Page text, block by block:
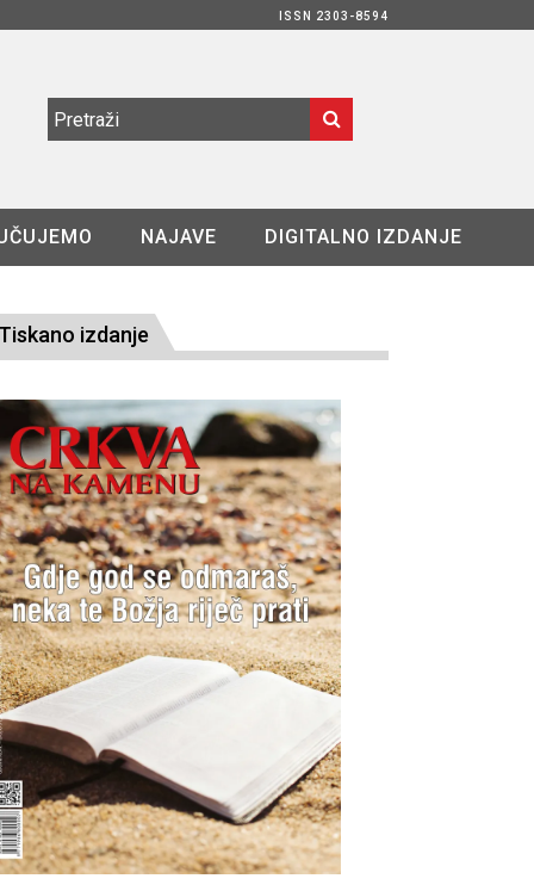
ISSN 2303-8594
NAJAVE DIGITALNO IZDANJE
Tiskano izdanje